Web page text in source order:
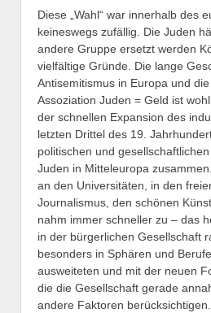
Diese „Wahl“ war innerhalb des
keineswegs zufällig. Die Juden
andere Gruppe ersetzt werden
vielfältige Gründe. Die lange
Antisemitismus in Europa und
Assoziation Juden = Geld ist
der schnellen Expansion des
letzten Drittel des 19.
politischen und
Juden in Mitteleuropa
an den Universitäten, in den
Journalismus, den schönen
nahm immer schneller zu – das
in der bürgerlichen Gesellschaft
besonders in Sphären und
ausweiteten und mit der neuen
die die Gesellschaft gerade
andere Faktoren